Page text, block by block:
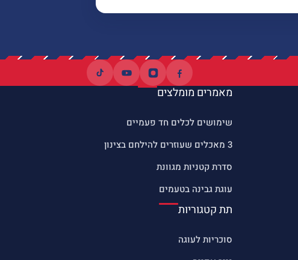
מאמרים מומלצים
שימושים לכלים חד פעמיים
3 מאכלים שעוזרים להילחם בצינון
סדרת קטניות מגוונת
עוגת גבינה בטעמים
תת קטגוריות
סוכריות לעוגה